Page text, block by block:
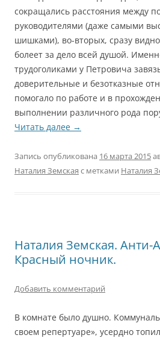
сокращались расстояния между
руководителями (даже самыми
шишками), во-вторых, сразу
болеет за дело всей душой.
трудоголиками у Петровича
доверительные и безотказные
помогало по работе и в
выполнении различного рода
Читать далее →
Запись опубликована 16 марта 2015
Наталия Земская с метками Наталия
Наталия Земская. Анти-
Красный ночник.
Добавить комментарий
В комнате было душно.
своем репертуаре», усердно